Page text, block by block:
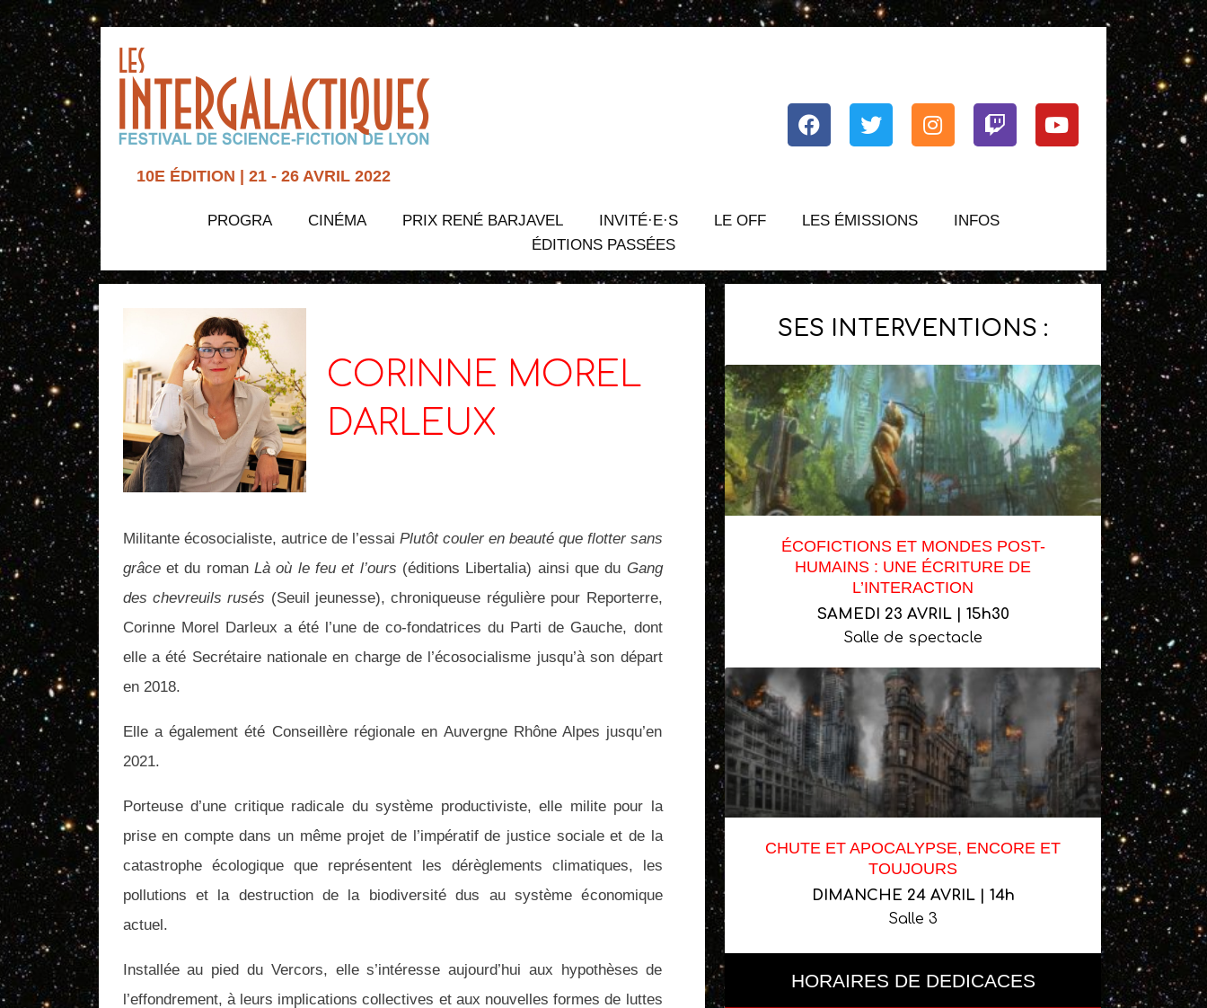
10E ÉDITION | 21 - 26 AVRIL 2022
Youtube
PROGRA CINÉMA PRIX RENÉ BARJAVEL INVITÉ·E·S LE OFF LES ÉMISSIONS
INFOS
ÉDITIONS PASSÉES
CORINNE MOREL
DARLEUX
Militante écosocialiste, autrice de l’essai Plutôt couler en beauté que flotter sans
grâceet du roman Là où le feu et l’ours (éditions Libertalia) ainsi que du Gang
des chevreuils rusés (Seuil jeunesse), chroniqueuse régulière pour Reporterre,
Corinne Morel Darleux a été l’une de co-fondatrices du Parti de Gauche, dont
elle a été Secrétaire nationale en charge de l’écosocialisme jusqu’à son départ
en 2018.
Elle a également été Conseillère régionale en Auvergne Rhône Alpes jusqu’en
2021.
Porteuse d’une critique radicale du système productiviste, elle milite pour la
prise en compte dans un même projet de l’impératif de justice sociale et de la
catastrophe écologique que représentent les dérèglements climatiques, les
pollutions et la destruction de la biodiversité dus au système économique
actuel.
Installée au pied du Vercors, elle s’intéresse aujourd’hui aux hypothèses de
l’effondrement, à leurs implications collectives et aux nouvelles formes de luttes
SES INTERVENTIONS :
ÉCOFICTIONS ET MONDES POST-
HUMAINS : UNE ÉCRITURE DE
L’INTERACTION
SAMEDI 23 AVRIL | 15h30
Salle de spectacle
CHUTE ET APOCALYPSE, ENCORE ET
TOUJOURS
DIMANCHE 24 AVRIL | 14h
Salle 3
HORAIRES DE DEDICACES